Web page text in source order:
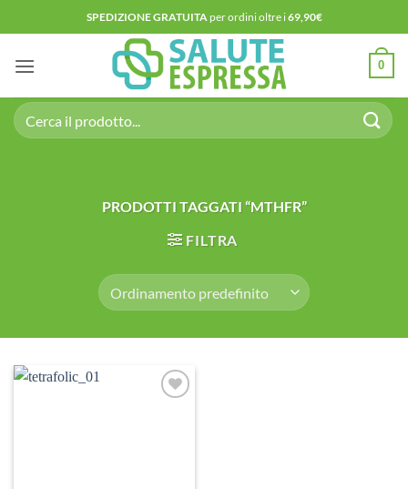
ai
contenuti
SPEDIZIONE GRATUITAper ordini oltre i69,90€
0
Cerca:
PRODOTTI TAGGATI “MTHFR”
FILTRA